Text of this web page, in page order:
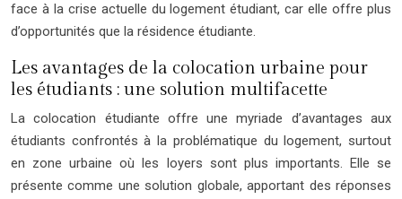
face à la crise actuelle du logement étudiant, car elle offre plus
d’opportunités que la résidence étudiante.
Les avantages de la colocation urbaine pour
les étudiants : une solution multifacette
La colocation étudiante offre une myriade d’avantages aux
étudiants confrontés à la problématique du logement, surtout
en zone urbaine où les loyers sont plus importants. Elle se
présente comme une solution globale, apportant des réponses